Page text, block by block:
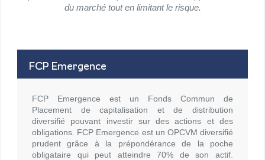
du marché tout en limitant le risque.
FCP Emergence
FCP Emergence est un Fonds Commun de
Placement de capitalisation et de distribution
diversifié pouvant investir sur des actions et des
obligations. FCP Emergence est un OPCVM diversifié
prudent grâce à la prépondérance de la poche
obligataire qui peut atteindre 70% de son actif.